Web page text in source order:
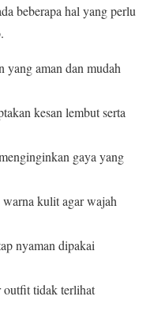
beberapa hal yang perlu
aman dan mudah
kesan lembut serta
gaya yang
kulit agar wajah
nyaman dipakai
outfit tidak terlihat